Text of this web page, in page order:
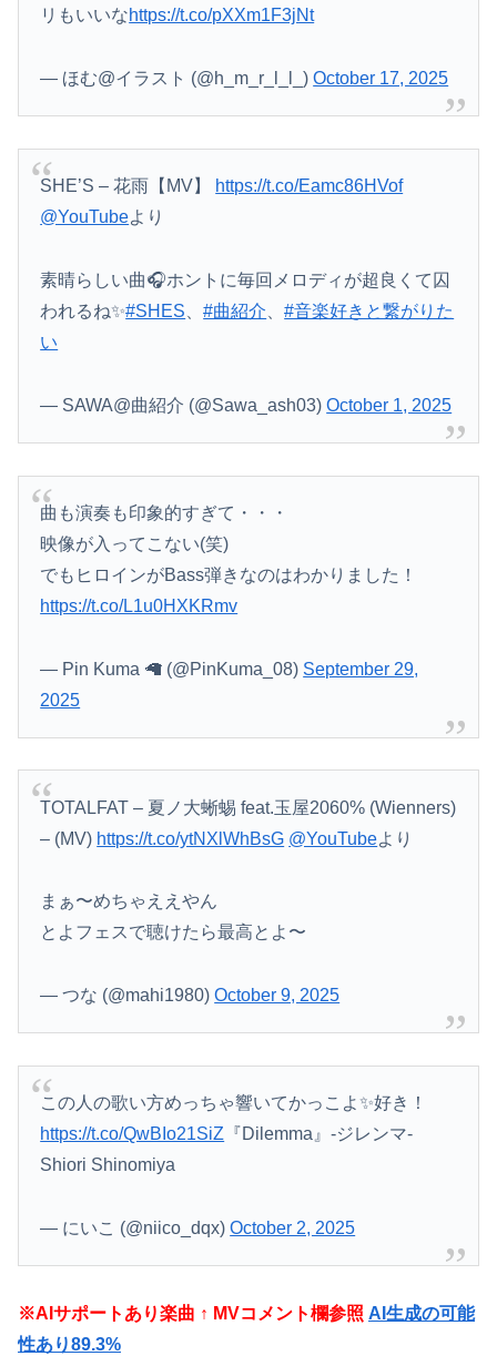
リもいいなhttps://t.co/pXXm1F3jNt
— ほむ@イラスト (@h_m_r_l_l_)October 17, 2025
SHE’S – 花雨【MV】
https://t.co/Eamc86HVof
@YouTubeより
素晴らしい曲🎧ホントに毎回メロディが超良くて囚
われるね✨#SHES 、#曲紹介 、#音楽好きと繋がりた
い
— SAWA@曲紹介 (@Sawa_ash03)October 1, 2025
曲も演奏も印象的すぎて・・・
映像が入ってこない(笑)
でもヒロインがBass弾きなのはわかりました！
https://t.co/L1u0HXKRmv
— Pin Kuma 🦙 (@PinKuma_08) September 29,
2025
TOTALFAT – 夏ノ大蜥蜴 feat.玉屋2060% (Wienners)
– (MV) https://t.co/ytNXlWhBsG @YouTubeより
まぁ〜めちゃええやん
とよフェスで聴けたら最高とよ〜
— つな (@mahi1980)October 9, 2025
この人の歌い方めっちゃ響いてかっこよ✨好き！
https://t.co/QwBIo21SiZ 『Dilemma』-ジレンマ-
Shiori Shinomiya
— にいこ (@niico_dqx)October 2, 2025
※AIサポートあり楽曲 ↑ MVコメント欄参照 AI生成の可能
性あり89.3%